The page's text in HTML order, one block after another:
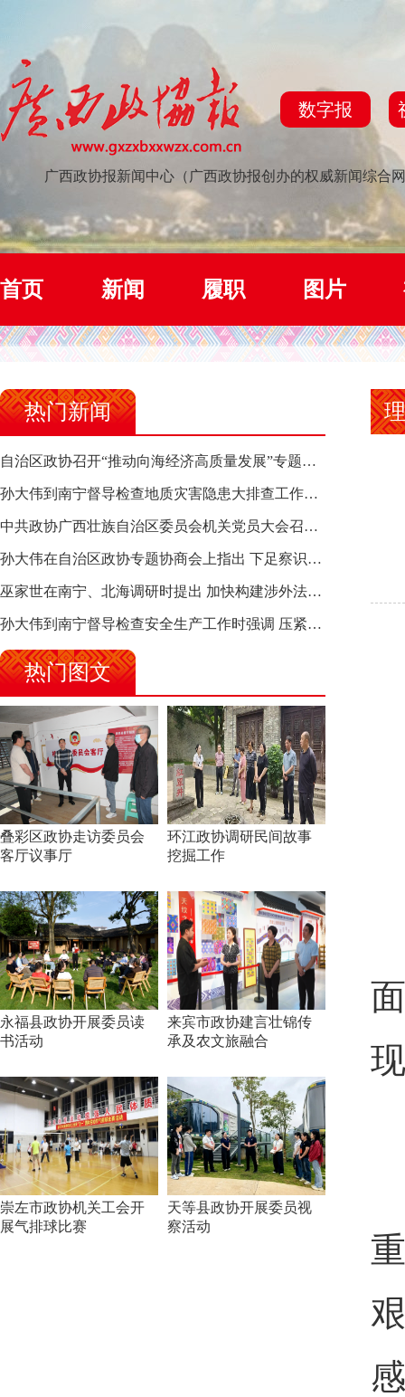
数字报
广西政协报新闻中心（广西政协报创办的权威新闻综合
首页 新闻 履职 图片
热门新闻
自治区政协召开“推动向海经济高质量发展”专题调研座谈会 钱学明出席并讲话
孙大伟到南宁督导检查地质灾害隐患大排查工作时强调 筑牢地质灾害安全防线 全力保障人民群众生命财产安全
中共政协广西壮族自治区委员会机关党员大会召开 选举产生新一届机关党委、机关纪委
孙大伟在自治区政协专题协商会上指出 下足察识谋督之功 恪尽服务大局之责 助推有色金属、关键金属产业高质量发展
巫家世在南宁、北海调研时提出 加快构建涉外法律供给集群 护航向海经济高质量发展
孙大伟到南宁督导检查安全生产工作时强调 压紧压实责任 狠抓隐患整治 坚决筑牢安全生产防线
热门图文
叠彩区政协走访委员会
客厅议事厅
环江政协调研民间故事
挖掘工作
永福县政协开展委员读
书活动
来宾市政协建言壮锦传
承及农文旅融合
崇左市政协机关工会开
展气排球比赛
天等县政协开展委员视
察活动